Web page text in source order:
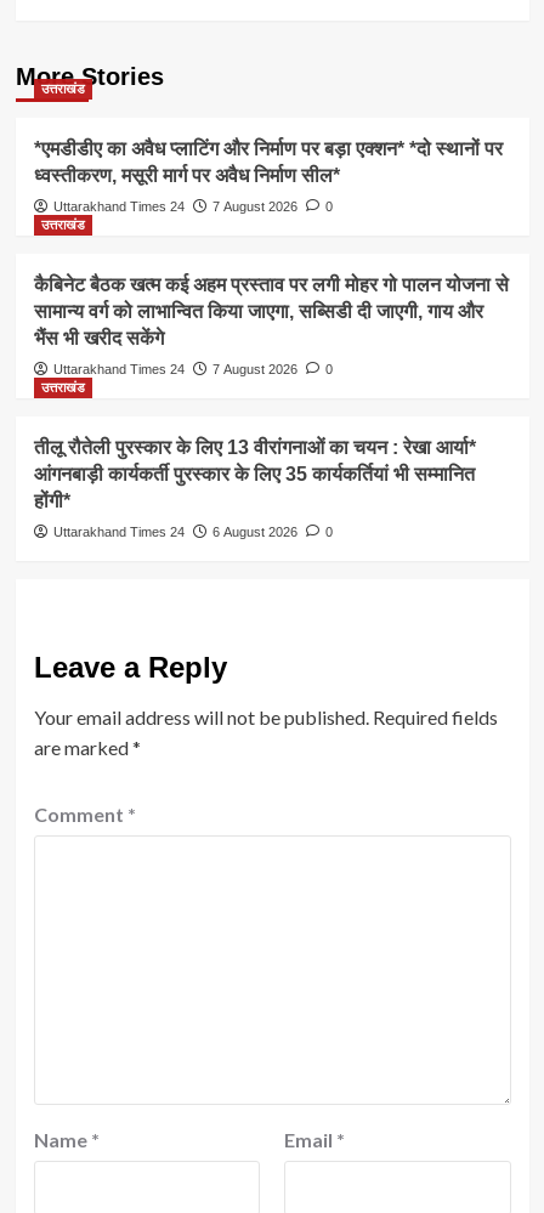
More Stories
उत्तराखंड
*एमडीडीए का अवैध प्लाटिंग और निर्माण पर बड़ा एक्शन* *दो स्थानों पर
ध्वस्तीकरण, मसूरी मार्ग पर अवैध निर्माण सील*
Uttarakhand Times 24 7 August 2026
0
उत्तराखंड
कैबिनेट बैठक खत्म कई अहम प्रस्ताव पर लगी मोहर गो पालन योजना से
सामान्य वर्ग को लाभान्वित किया जाएगा, सब्सिडी दी जाएगी, गाय और
भैंस भी खरीद सकेंगे
Uttarakhand Times 24 7 August 2026
0
उत्तराखंड
तीलू रौतेली पुरस्कार के लिए 13 वीरांगनाओं का चयन : रेखा आर्या*
आंगनबाड़ी कार्यकर्ती पुरस्कार के लिए 35 कार्यकर्तियां भी सम्मानित
होंगी*
Uttarakhand Times 24 6 August 2026 0
Leave a Reply
Your email address will not be published. Required fields
are marked*
Comment *
Name * Email *